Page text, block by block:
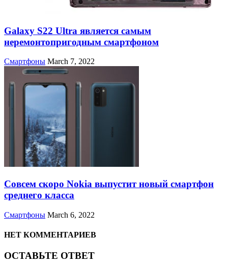
Galaxy S22 Ultra является самым
неремонтопригодным смартфоном
Смартфоны March 7, 2022
Совсем скоро Nokia выпустит новый смартфон
среднего класса
Смартфоны March 6, 2022
НЕТ КОММЕНТАРИЕВ
ОСТАВЬТЕ ОТВЕТ